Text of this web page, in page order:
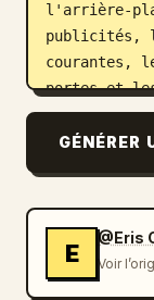
l'arrière-
publicités,
courantes,
portes et
pas en sorte
photo
verticale.
SNS prise
GÉNÉRER
E
@Eris
Voir